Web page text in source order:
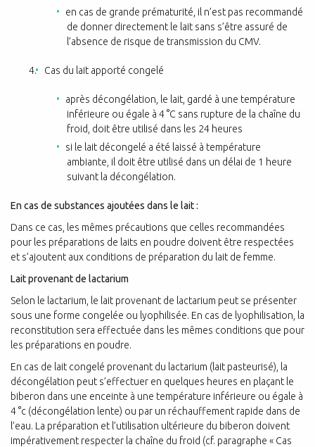
en cas de grande prématurité, il n’est pas recommandé
de donner directement le lait sans s’être assuré de
l’absence de risque de transmission du CMV.
Cas du lait apporté congelé
après décongélation, le lait, gardé à une température
inférieure ou égale à 4 °C sans rupture de la chaîne du
froid, doit être utilisé dans les 24 heures
si le lait décongelé a été laissé à température
ambiante, il doit être utilisé dans un délai de 1 heure
suivant la décongélation.
En cas de substances ajoutées dans le lait :
Dans ce cas, les mêmes précautions que celles recommandées
pour les préparations de laits en poudre doivent être respectées
et s’ajoutent aux conditions de préparation du lait de femme.
Lait provenant de lactarium
Selon le lactarium, le lait provenant de lactarium peut se présenter
sous une forme congelée ou lyophilisée. En cas de lyophilisation, la
reconstitution sera effectuée dans les mêmes conditions que pour
les préparations en poudre.
En cas de lait congelé provenant du lactarium (lait pasteurisé), la
décongélation peut s’effectuer en quelques heures en plaçant le
biberon dans une enceinte à une température inférieure ou égale à
4 °c (décongélation lente) ou par un réchauffement rapide dans de
l’eau. La préparation et l’utilisation ultérieure du biberon doivent
impérativement respecter la chaîne du froid (cf. paragraphe « Cas